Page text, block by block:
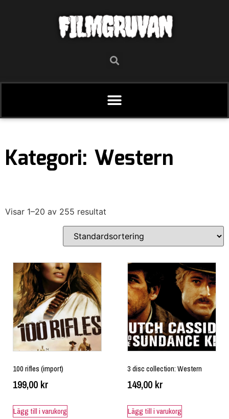
FILMGRUVAN
Kategori: Western
Visar 1–20 av 255 resultat
100 rifles (import)
199,00 kr
Lägg till i varukorg
3 disc collection: Western
149,00 kr
Lägg till i varukorg